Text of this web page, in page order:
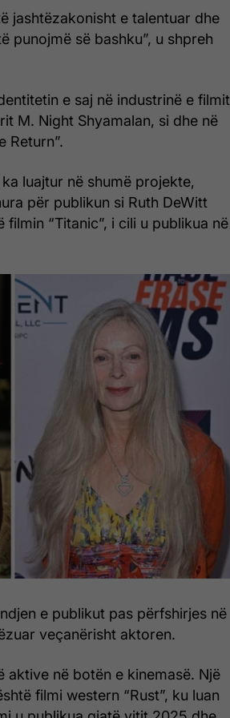
jashtëzakonisht e talentuar dhe
punojmë së bashku”, u shpreh
e saj në industrinë e filmit
M. Night Shyamalan, si dhe në
Return”.
luajtur në shumë projekte,
për publikun si Ruth DeWitt
“Titanic”, i cili u publikua në
e publikut pas përfshirjes në
veçanërisht aktoren.
aktive në botën e kinemasë. Një
filmi western “Rust”, ku luan